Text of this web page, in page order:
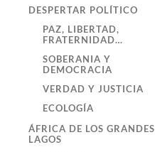
DESPERTAR POLÍTICO
PAZ, LIBERTAD,
FRATERNIDAD…
SOBERANIA Y
DEMOCRACIA
VERDAD Y JUSTICIA
ECOLOGÍA
ÁFRICA DE LOS GRANDES
LAGOS